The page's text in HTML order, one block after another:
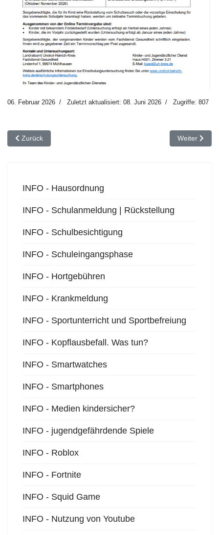
06. Februar 2026 Zuletzt aktualisiert: 08. Juni 2026 Zugriffe: 807
Vorheriger Beitrag: INFO - Hausordnung
Zurück Nächster
Weiter
INFO - Hausordnung
INFO - Schulanmeldung | Rückstellung
INFO - Schulbesichtigung
INFO - Schuleingangsphase
INFO - Hortgebühren
INFO - Krankmeldung
INFO - Sportunterricht und Sportbefreiung
INFO - Kopflausbefall. Was tun?
INFO - Smartwatches
INFO - Smartphones
INFO - Medien kindersicher?
INFO - jugendgefährdende Spiele
INFO - Roblox
INFO - Fortnite
INFO - Squid Game
INFO - Nutzung von Youtube